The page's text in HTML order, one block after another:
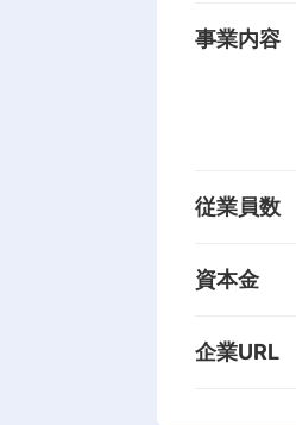
事業内容
従業員数
資本金
企業URL